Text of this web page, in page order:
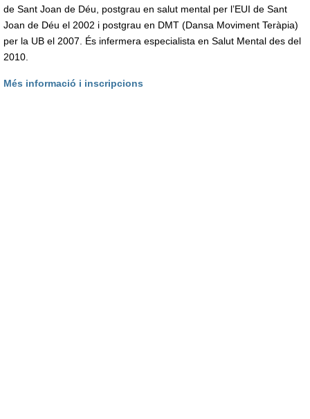
de Sant Joan de Déu, postgrau en salut mental per l’EUI de Sant
Joan de Déu el 2002 i postgrau en DMT (Dansa Moviment Teràpia)
per la UB el 2007. És infermera especialista en Salut Mental des del
2010.
Més informació i inscripcions